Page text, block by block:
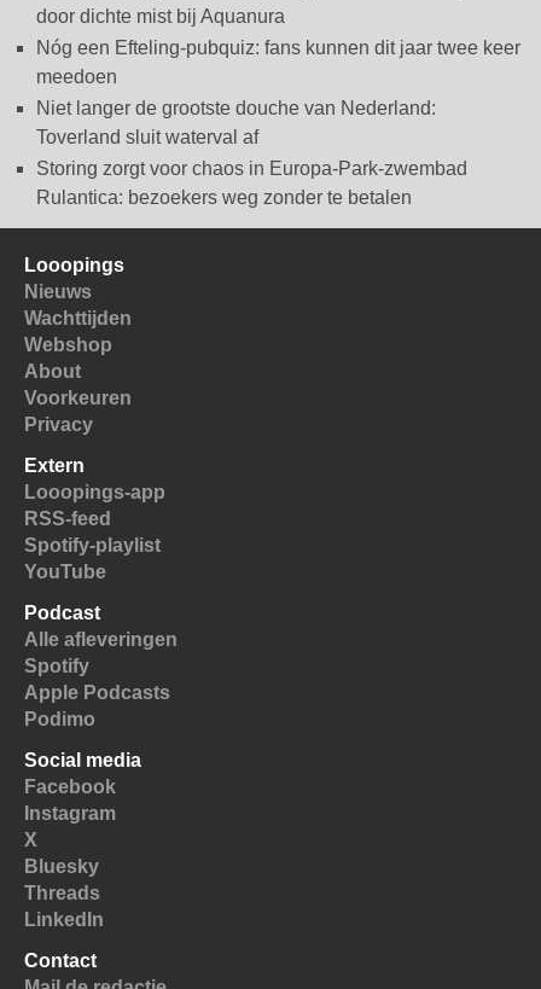
door dichte mist bij Aquanura
Nóg een Efteling-pubquiz: fans kunnen dit jaar twee keer
meedoen
Niet langer de grootste douche van Nederland:
Toverland sluit waterval af
Storing zorgt voor chaos in Europa-Park-zwembad
Rulantica: bezoekers weg zonder te betalen
Looopings
Nieuws
Wachttijden
Webshop
About
Voorkeuren
Privacy
Extern
Looopings-app
RSS-feed
Spotify-playlist
YouTube
Podcast
Alle afleveringen
Spotify
Apple Podcasts
Podimo
Social media
Facebook
Instagram
X
Bluesky
Threads
LinkedIn
Contact